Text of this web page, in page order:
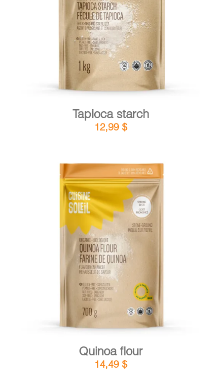
ADD TO CART / DETAILS
Tapioca starch
12,99 $
ADD TO CART / DETAILS
Quinoa flour
14,49 $